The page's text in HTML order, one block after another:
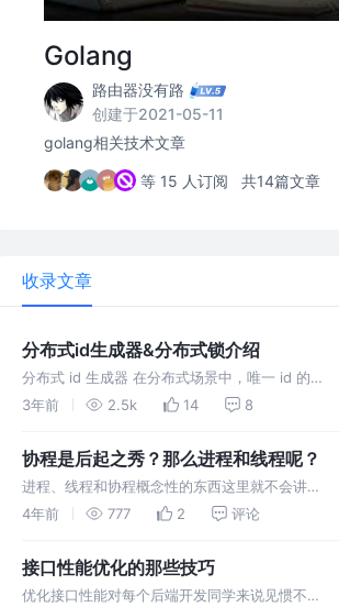
Golang
路由器没有路
创建于2021-05-11
golang相关技术文章
等 15 人订阅 共14篇文章
收录文章
分布式id生成器&分布式锁介绍
分布式 id 生成器 在分布式场景中，唯一 id 的
生成算比较重要。 而通常在高并发场景中，需
重复的 id，即 MySql 的主键 id
3年前 2.5k 14 8
协程是后起之秀？那么进程和线程呢？
进程、线程和协程概念性的东西这里就不会讲很
多，一句话概括：进程、线程和协程实际上都是
4年前 777 2 评论
接口性能优化的那些技巧
优化接口性能对每个后端开发同学来说见惯不惯